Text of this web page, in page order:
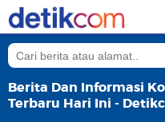
Berita Dan Informasi
Terbaru Hari Ini -